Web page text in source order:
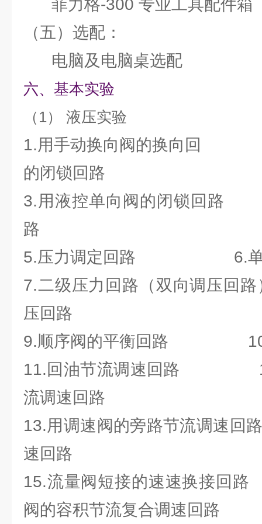
菲力格-300 专业工具配件箱
（五）选配：
电脑及电脑桌选配
六、基本实验
（1） 液压
1.用手动换向阀的换向回 2.
的闭锁回路
3.用液控单向阀的闭锁回
路
5.压力调定回路 6.单级
7.二级压力回路（双向调压回
压回路
9.顺序阀的平衡回路 10.
11.回油节流调速回路 12.
流调速回路
13.用调速阀的旁路节流调速
速回路
15.流量阀短接的速速换接回
阀的容积节流复合调速回路